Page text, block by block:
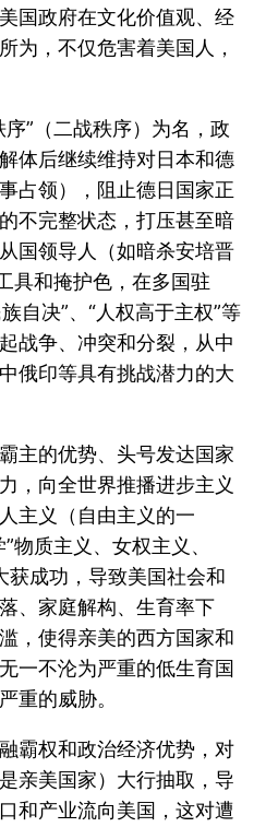
国政府在文化价值观、经
为，不仅危害着美国人，
”（二战秩序）为名，政
体后继续维持对日本和德
占领），阻止德日国家正
不完整状态，打压甚至暗
国领导人（如暗杀安培晋
具和掩护色，在多国驻
自决”、“人权高于主权”等
战争、冲突和分裂，从中
俄印等具有挑战潜力的大
主的优势、头号发达国家
，向全世界推播进步主义
主义（自由主义的一
物质主义、女权主义、
获成功，导致美国社会和
、家庭解构、生育率下
，使得亲美的西方国家和
一不沦为严重的低生育国
重的威胁。
霸权和政治经济优势，对
亲美国家）大行抽取，导
和产业流向美国，这对遭